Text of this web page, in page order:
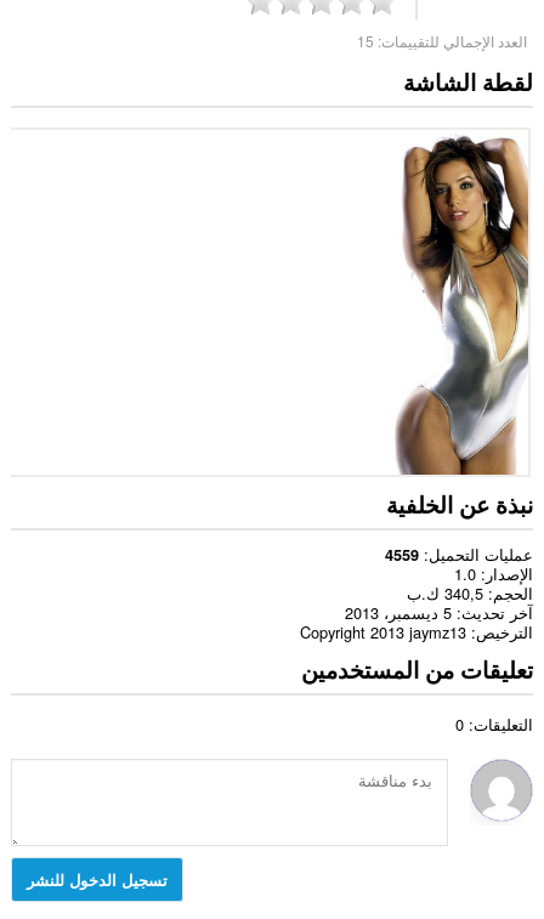
العدد الإجمالي للتقييمات: 15
لقطة الشاشة
نبذة عن الخلفية
عمليات التحميل 4559
الإصدار
1.0
الحجم 340,5 ك.ب
آخر تحديث 5 ديسمبر، 2013
الترخيص Copyright 2013 jaymz13
تعليقات من المستخدمين
التعليقات: 0
تسجيل الدخول للنشر